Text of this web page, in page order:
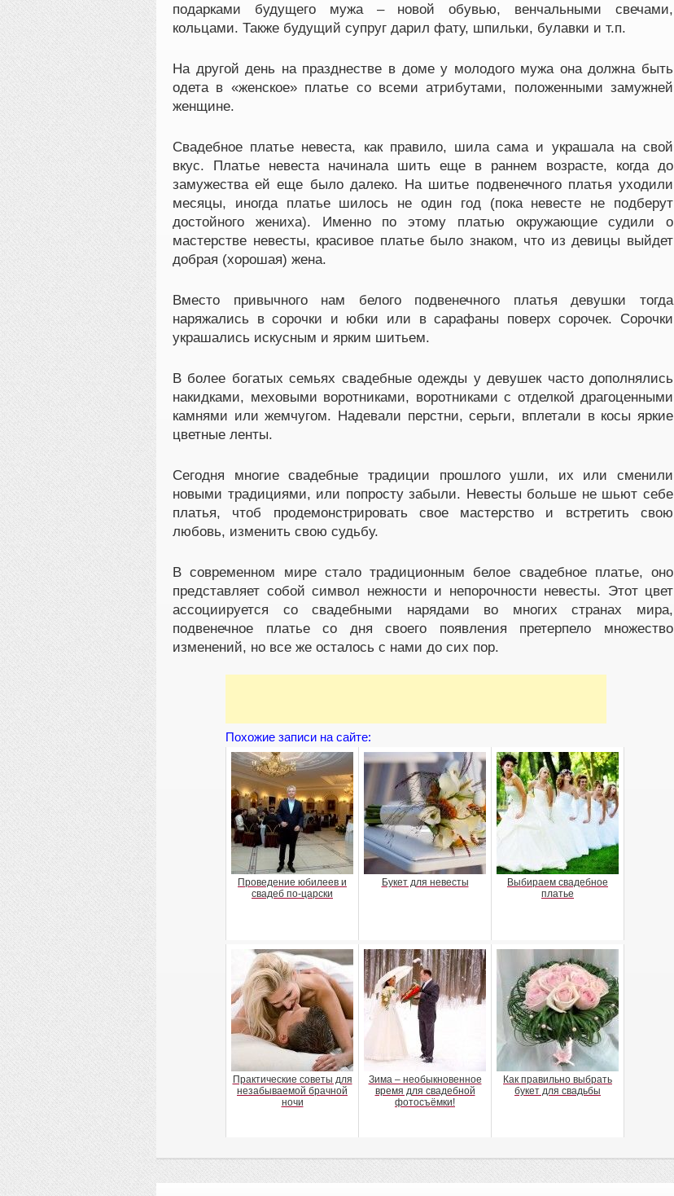
подарками будущего мужа – новой обувью, венчальными свечами,
кольцами. Также будущий супруг дарил фату, шпильки, булавки и т.п.
На другой день на празднестве в доме у молодого мужа она должна быть
одета в «женское» платье со всеми атрибутами, положенными замужней
женщине.
Свадебное платье невеста, как правило, шила сама и украшала на свой
вкус. Платье невеста начинала шить еще в раннем возрасте, когда до
замужества ей еще было далеко. На шитье подвенечного платья уходили
месяцы, иногда платье шилось не один год (пока невесте не подберут
достойного жениха). Именно по этому платью окружающие судили о
мастерстве невесты, красивое платье было знаком, что из девицы выйдет
добрая (хорошая) жена.
Вместо привычного нам белого подвенечного платья девушки тогда
наряжались в сорочки и юбки или в сарафаны поверх сорочек. Сорочки
украшались искусным и ярким шитьем.
В более богатых семьях свадебные одежды у девушек часто дополнялись
накидками, меховыми воротниками, воротниками с отделкой драгоценными
камнями или жемчугом. Надевали перстни, серьги, вплетали в косы яркие
цветные ленты.
Сегодня многие свадебные традиции прошлого ушли, их или сменили
новыми традициями, или попросту забыли. Невесты больше не шьют себе
платья, чтоб продемонстрировать свое мастерство и встретить свою
любовь, изменить свою судьбу.
В современном мире стало традиционным белое свадебное платье, оно
представляет собой символ нежности и непорочности невесты. Этот цвет
ассоциируется со свадебными нарядами во многих странах мира,
подвенечное платье со дня своего появления претерпело множество
изменений, но все же осталось с нами до сих пор.
Похожие записи на сайте:
Проведение юбилеев и
свадеб по-царски
Букет для невесты
Выбираем свадебное
платье
Практические советы для
незабываемой брачной
ночи
Зима – необыкновенное
время для свадебной
фотосъёмки!
Как правильно выбрать
букет для свадьбы